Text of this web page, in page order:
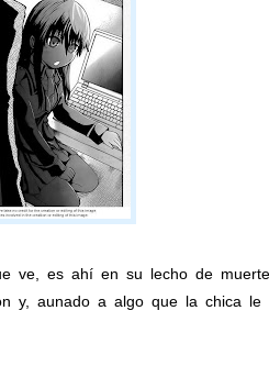
ve, es ahí en su lecho de
y, aunado a algo que la chica le